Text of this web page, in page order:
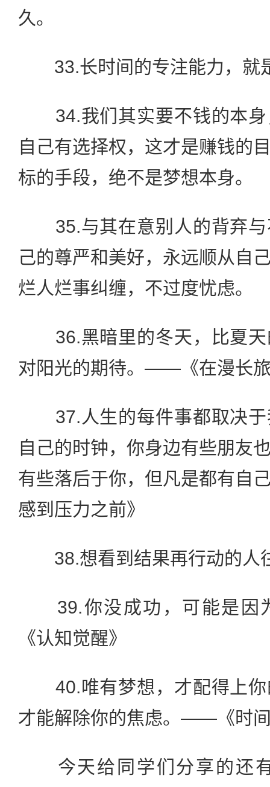
久。
33.长时间的专注能力，就
34.我们其实要不钱的本身
自己有选择权，这才是赚钱的
标的手段，绝不是梦想本身。
35.与其在意别人的背弃与
己的尊严和美好，永远顺从自
烂人烂事纠缠，不过度忧虑。
36.黑暗里的冬天，比夏天
对阳光的期待。——《在漫长
37.人生的每件事都取决于
自己的时钟，你身边有些朋友
有些落后于你，但凡是都有
感到压力之前》
38.想看到结果再行动的人
39.你没成功，可能是因
《认知觉醒》
40.唯有梦想，才配得上你
才能解除你的焦虑。——《时
今天给同学们分享的还有